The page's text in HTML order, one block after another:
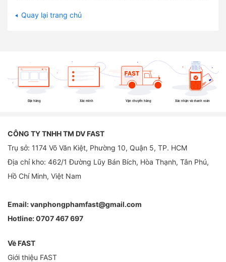
Quay lại trang chủ
Đặt hàng Xác minh Vận chuyển hàng Xác nhận và thanh toán
CÔNG TY TNHH TM DV FAST
Trụ sở: 1174 Võ Văn Kiệt, Phường 10, Quận 5, TP. HCM
Địa chỉ kho: 462/1 Đường Lũy Bán Bích, Hòa Thạnh, Tân Phú,
Hồ Chí Minh, Việt Nam
Email:vanphongphamfast@gmail.com
Hotline:0707 467 697
Về FAST
Giới thiệu FAST